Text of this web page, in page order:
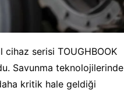
serisi TOUGHBOOK
Savunma teknolojilerinde
kritik hale geldiği